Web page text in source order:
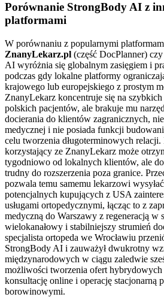
Porównanie StrongBody AI z
platformami
W porównaniu z popularnymi
ZnanyLekarz.pl (część DocPlanner) czy
AI wyróżnia się globalnym zasięgiem i
podczas gdy lokalne platformy
krajowego lub europejskiego z prostym
ZnanyLekarz koncentruje się na
polskich pacjentów, ale brakuje mu
docierania do klientów zagranicznych,
medycznej i nie posiada funkcji
celu tworzenia długoterminowych
korzystający ze ZnanyLekarz może
tygodniowo od lokalnych klientów, ale
trudny do rozszerzenia poza granice.
pozwala temu samemu lekarzowi
potencjalnych kupujących z USA
usługami ortopedycznymi, łącząc to z
medyczną do Warszawy z regeneracją w
wielokanałowy i stabilniejszy strumień
specjalista ortopeda we Wrocławiu
StrongBody AI i zauważył dwukrotny
międzynarodowych w ciągu zaledwie
możliwości tworzenia ofert hybrydowych
konsultację online i operację stacjonarną
borowinowymi.